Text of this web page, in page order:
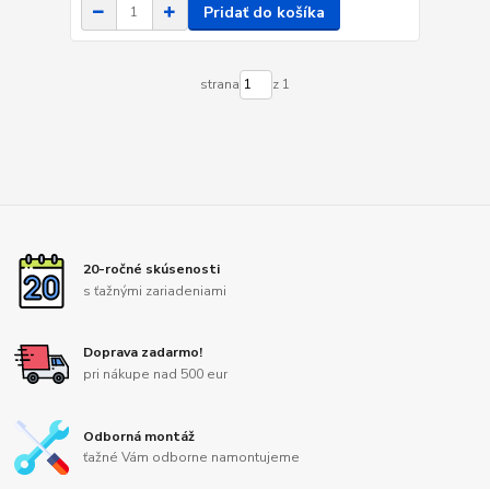
Pridať do košíka
strana z 1
20-ročné skúsenosti
s ťažnými zariadeniami
Doprava zadarmo!
pri nákupe nad 500 eur
Odborná montáž
ťažné Vám odborne namontujeme